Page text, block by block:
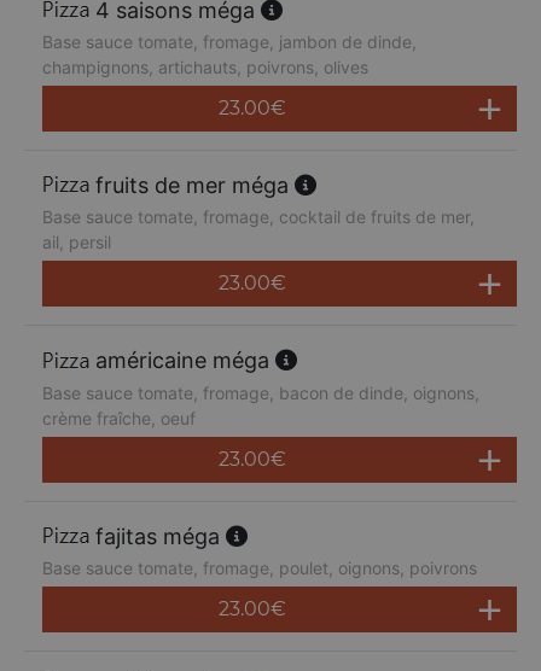
4 saisons méga
Base sauce tomate, fromage, jambon de dinde,
champignons, artichauts, poivrons, olives
23.00€
fruits de mer méga
Base sauce tomate, fromage, cocktail de fruits de mer,
ail, persil
23.00€
américaine méga
Base sauce tomate, fromage, bacon de dinde, oignons,
crème fraîche, oeuf
23.00€
fajitas méga
Base sauce tomate, fromage, poulet, oignons, poivrons
23.00€